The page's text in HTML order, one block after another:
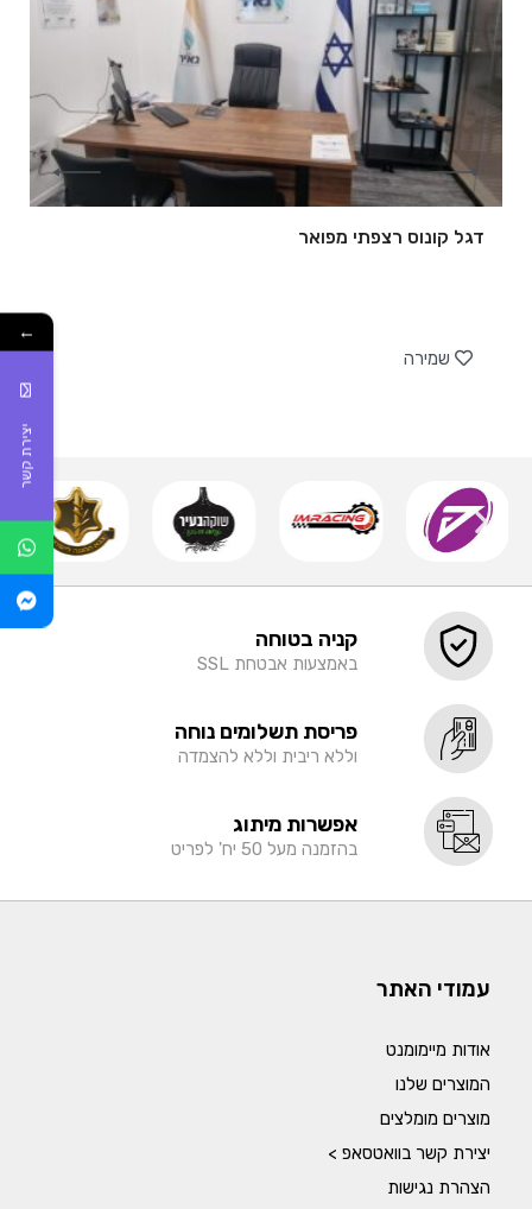
דגל קונוס רצפתי מפואר
שמירה
קניה בטוחה
באמצעות אבטחת SSL
פריסת תשלומים נוחה
וללא ריבית וללא להצמדה
אפשרות מיתוג
בהזמנה מעל 50 יח' לפריט
עמודי האתר
אודות מיימומנט
המוצרים שלנו
מוצרים מומלצים
יצירת קשר בוואטסאפ >
הצהרת נגישות
←
יצירת קשר